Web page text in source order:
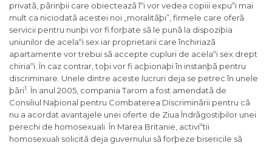
privatã, pãrinþii care obiecteazã îºi vor vedea copiii expuºi mai
mult ca niciodatã acestei noi „moralitãþi”, firmele care oferã
servicii pentru nunþi vor fi forþate sã le punã la dispoziþia
uniunilor de acelaºi sex iar proprietarii care închiriazã
apartamente vor trebui sã accepte cupluri de acelaºi sex drept
chiriaºi. În caz contrar, toþi vor fi acþionaþi în instanþã pentru
discriminare. Unele dintre aceste lucruri deja se petrec în unele
þãri1 . În anul 2005, compania Tarom a fost amendatã de
Consiliul Naþional pentru Combaterea Discriminãrii pentru cã
nu a acordat avantajele unei oferte de Ziua Îndrãgostiþilor unei
perechi de homosexuali. În Marea Britanie, activiºtii
homosexuali solicitã deja guvernului sã forþeze bisericile sã